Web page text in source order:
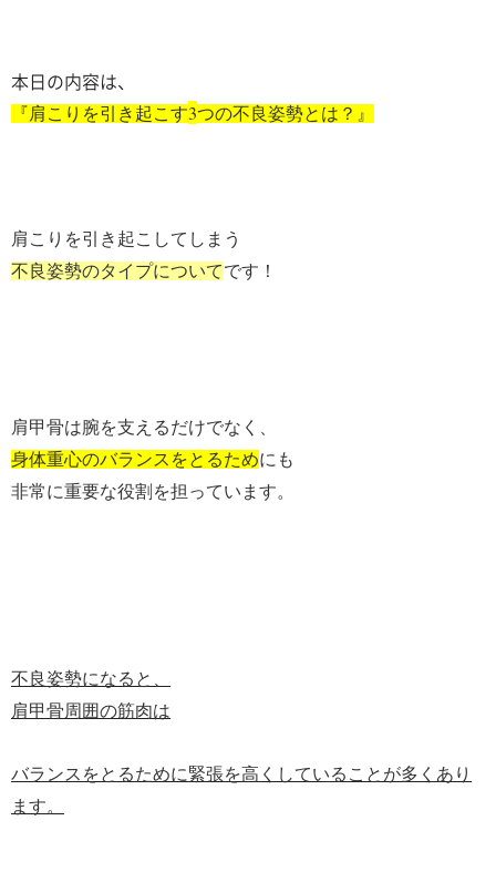
本日の内容は、
『肩こりを引き起こす3つの不良姿勢とは？』
肩こりを引き起こしてしまう
不良姿勢のタイプについてです！
肩甲骨は腕を支えるだけでなく、
身体重心のバランスをとるためにも
非常に重要な役割を担っています。
不良姿勢になると、
肩甲骨周囲の筋肉は
バランスをとるために緊張を高くしていることが多くあり
ます。